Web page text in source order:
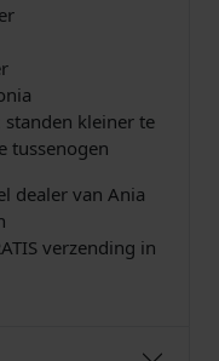
standen kleiner te
tussenogen
dealer van Ania
verzending in